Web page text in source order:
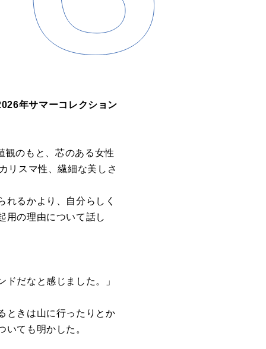
年サマーコレクション
観のもと、芯のある女性
リスマ性、繊細な美しさ
るかより、自分らしく
用の理由について話し
だなと感じました。」
ときは山に行ったりとか
ても明かした。